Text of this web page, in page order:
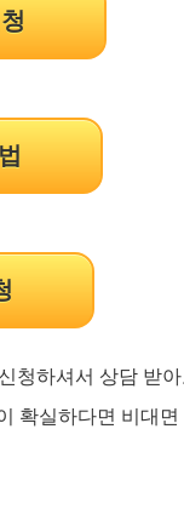
청하셔서 상담 받
확실하다면 비대